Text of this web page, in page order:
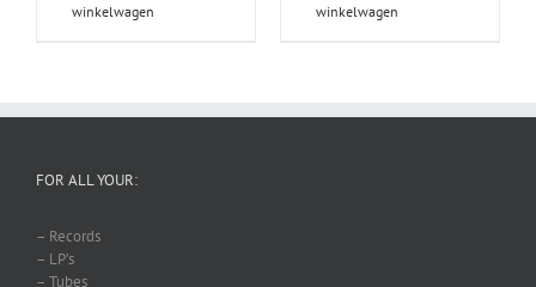
winkelwagen
winkelwagen
FOR ALL YOUR:
– Records
– LP’s
– Tubes